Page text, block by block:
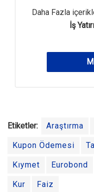
Daha Fazla
İş
Etiketler: Araştırma
Kupon Ödemesi
Kıymet Eurobond
Kur Faiz